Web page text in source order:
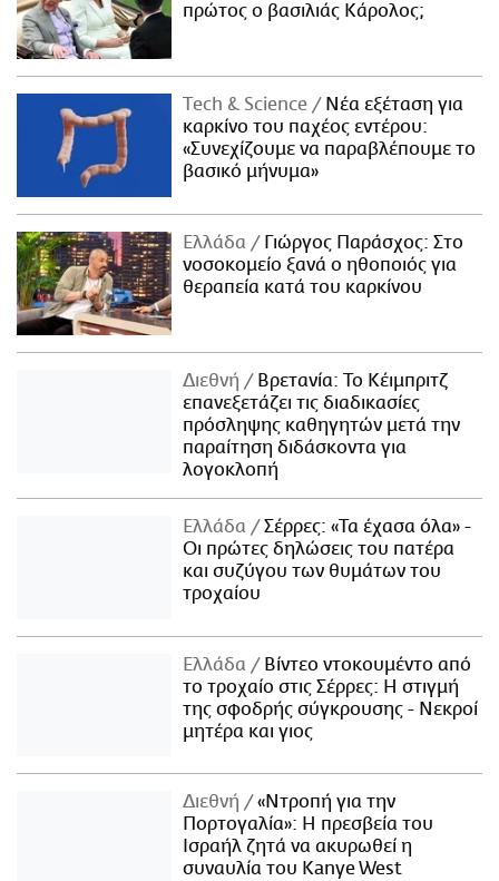
πρώτος ο βασιλιάς Κάρολος;
Τech & Science
Νέα εξέταση για
καρκίνο του παχέος εντέρου:
«Συνεχίζουμε να παραβλέπουμε το
βασικό μήνυμα»
Ελλάδα
Γιώργος Παράσχος: Στο
νοσοκομείο ξανά ο ηθοποιός για
θεραπεία κατά του καρκίνου
Διεθνή
Βρετανία: Το Κέιμπριτζ
επανεξετάζει τις διαδικασίες
πρόσληψης καθηγητών μετά την
παραίτηση διδάσκοντα για
λογοκλοπή
Ελλάδα
Σέρρες: «Τα έχασα όλα» -
Οι πρώτες δηλώσεις του πατέρα
και συζύγου των θυμάτων του
τροχαίου
Ελλάδα
Βίντεο ντοκουμέντο από
το τροχαίο στις Σέρρες: Η στιγμή
της σφοδρής σύγκρουσης - Νεκροί
μητέρα και γιος
Διεθνή
«Ντροπή για την
Πορτογαλία»: Η πρεσβεία του
Ισραήλ ζητά να ακυρωθεί η
συναυλία του Kanye West